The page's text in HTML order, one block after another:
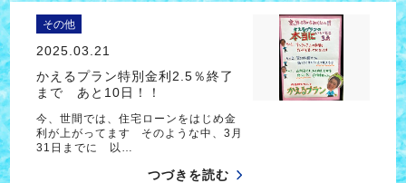
その他
2025.03.21
かえるプラン特別金利2.5％終了
まで あと10日！！
今、世間では、住宅ローンをはじめ金
利が上がってます そのような中、3月
31日までに 以…
つづきを読む